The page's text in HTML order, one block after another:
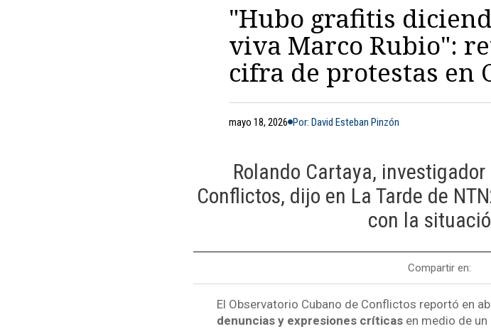
"Hubo grafitis
viva Marco Rubio":
cifra de protestas en
mayo 18, 2026 Por: David Esteban Pinzón
Rolando Cartaya,
Conflictos, dijo en La Tarde de
con la
Compartir en:
El Observatorio Cubano de Conflictos reportó en
denuncias y expresiones críticasen medio de un